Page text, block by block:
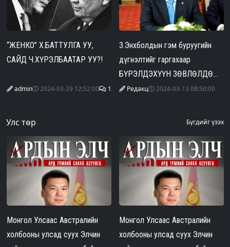
“ЖЕНКО” Х.БАТТУЛГА УУ,
САЙД Ч.ХҮРЭЛБААТАР УУ?!
admin 2024-03-29 12:52:00 1
З.Энхболдын гэм буруугийн
дүгнэлтийг гаргахаар
БҮРЭЛДЭХҮҮН ЗӨВЛӨЛДӨЖ
байнаРедакц 2024-03-13 08:50:00
Улс төр Бүгдийг үзэх
Монгол Улсаас Австралийн
холбооны улсад суух Элчин
Монгол Улсаас Австралийн
холбооны улсад суух Элчин